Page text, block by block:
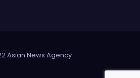
Asian News Agency